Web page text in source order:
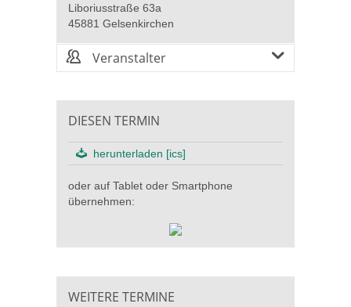
Liboriusstraße 63a
45881 Gelsenkirchen
Veranstalter
DIESEN TERMIN
herunterladen [ics]
oder auf Tablet oder Smartphone
übernehmen:
WEITERE TERMINE